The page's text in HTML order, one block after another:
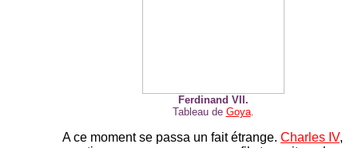
Ferdinand VII.
Tableau de Goya.
A ce moment se passa un fait étrange. Charles IV,